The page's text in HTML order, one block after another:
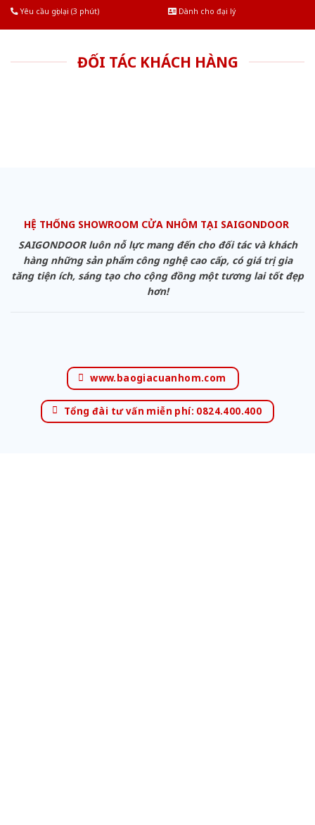
Yêu cầu gọi lại (3 phút)
Dành cho đại lý
ĐỐI TÁC KHÁCH HÀNG
HỆ THỐNG SHOWROOM CỬA NHÔM TẠI SAIGONDOOR
SAIGONDOOR luôn nỗ lực mang đến cho đối tác và khách
hàng những sản phẩm công nghệ cao cấp, có giá trị gia
tăng tiện ích, sáng tạo cho cộng đồng một tương lai tốt đẹp
hơn!
www.baogiacuanhom.com
Tổng đài tư vấn miễn phí: 0824.400.400